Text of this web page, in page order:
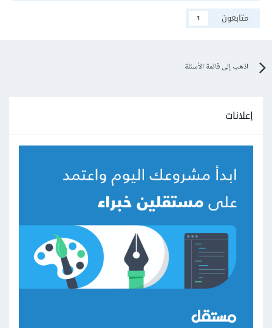
متابعون
1
اذهب إلى قائمة الأسئلة
إعلانات